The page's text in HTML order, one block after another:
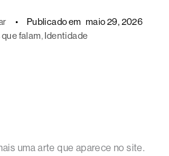
Publicado em maio 29, 2026
falam, Identidade
uma arte que aparece no site.